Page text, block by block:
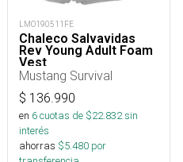
LMO190511FE
Chaleco Salvavidas
Rev Young Adult Foam
Vest
Mustang Survival
$ 136.990
en 6cuotas de $22.832sin
interés
ahorras $5.480 por